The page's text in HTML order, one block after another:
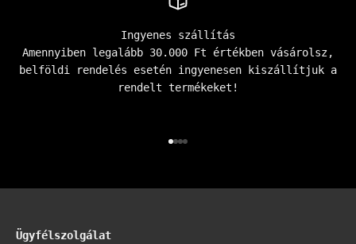
Ingyenes szállítás
Amennyiben legalább 30.000 Ft értékben vásárolsz,
belföldi rendelés esetén ingyenesen kiszállítjuk a
rendelt termékeket!
Ügyfélszolgálat